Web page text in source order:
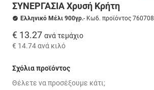
ΣΥΝΕΡΓΑΣΙΑ Χρυσή Κρήτη
Ελληνικό Μέλι 900γρ.- Κωδ. προϊόντος 760708
€ 13.27 ανά τεμάχιο
€ 14.74ανά κιλό
Σχόλια προϊόντος